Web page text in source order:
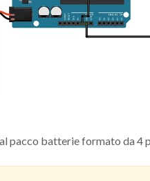
pacco batterie formato da 4